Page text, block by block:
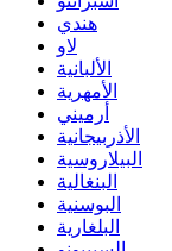
هندي
لاو
الألبانية
الأمهرية
أرميني
الأذربيجانية
البيلاروسية
البنغالية
البوسنية
البلغارية